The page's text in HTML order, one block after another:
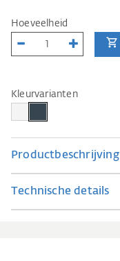
Hoeveelheid
Kleurvarianten
Productbeschrijving
Technische details